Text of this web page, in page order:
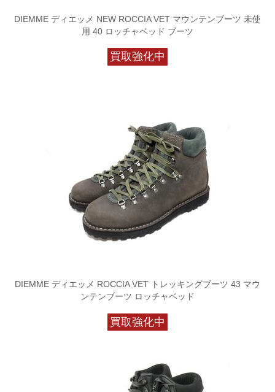
DIEMME ディエッメ NEW ROCCIA VET マウンテンブーツ 未使
用 40 ロッチャベッド ブーツ
買取強化中
DIEMME ディエッメ ROCCIA VET トレッキングブーツ 43 マウ
ンテンブーツ ロッチャベッド
買取強化中